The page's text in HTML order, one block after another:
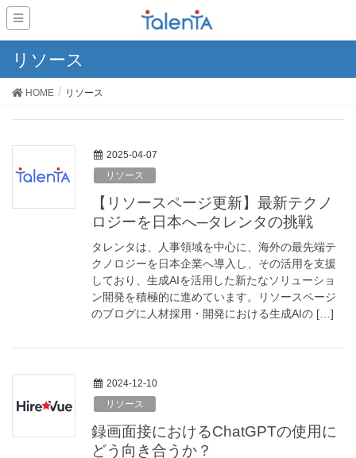
リソース
HOME リソース
2025-04-07
リソース
【リソースページ更新】最新テクノ
ロジーを日本へ─タレンタの挑戦
タレンタは、人事領域を中心に、海外の最先端テ
クノロジーを日本企業へ導入し、その活用を支援
しており、生成AIを活用した新たなソリューショ
ン開発を積極的に進めています。リソースページ
のブログに人材採用・開発における生成AIの […]
2024-12-10
リソース
録画面接におけるChatGPTの使用に
どう向き合うか？